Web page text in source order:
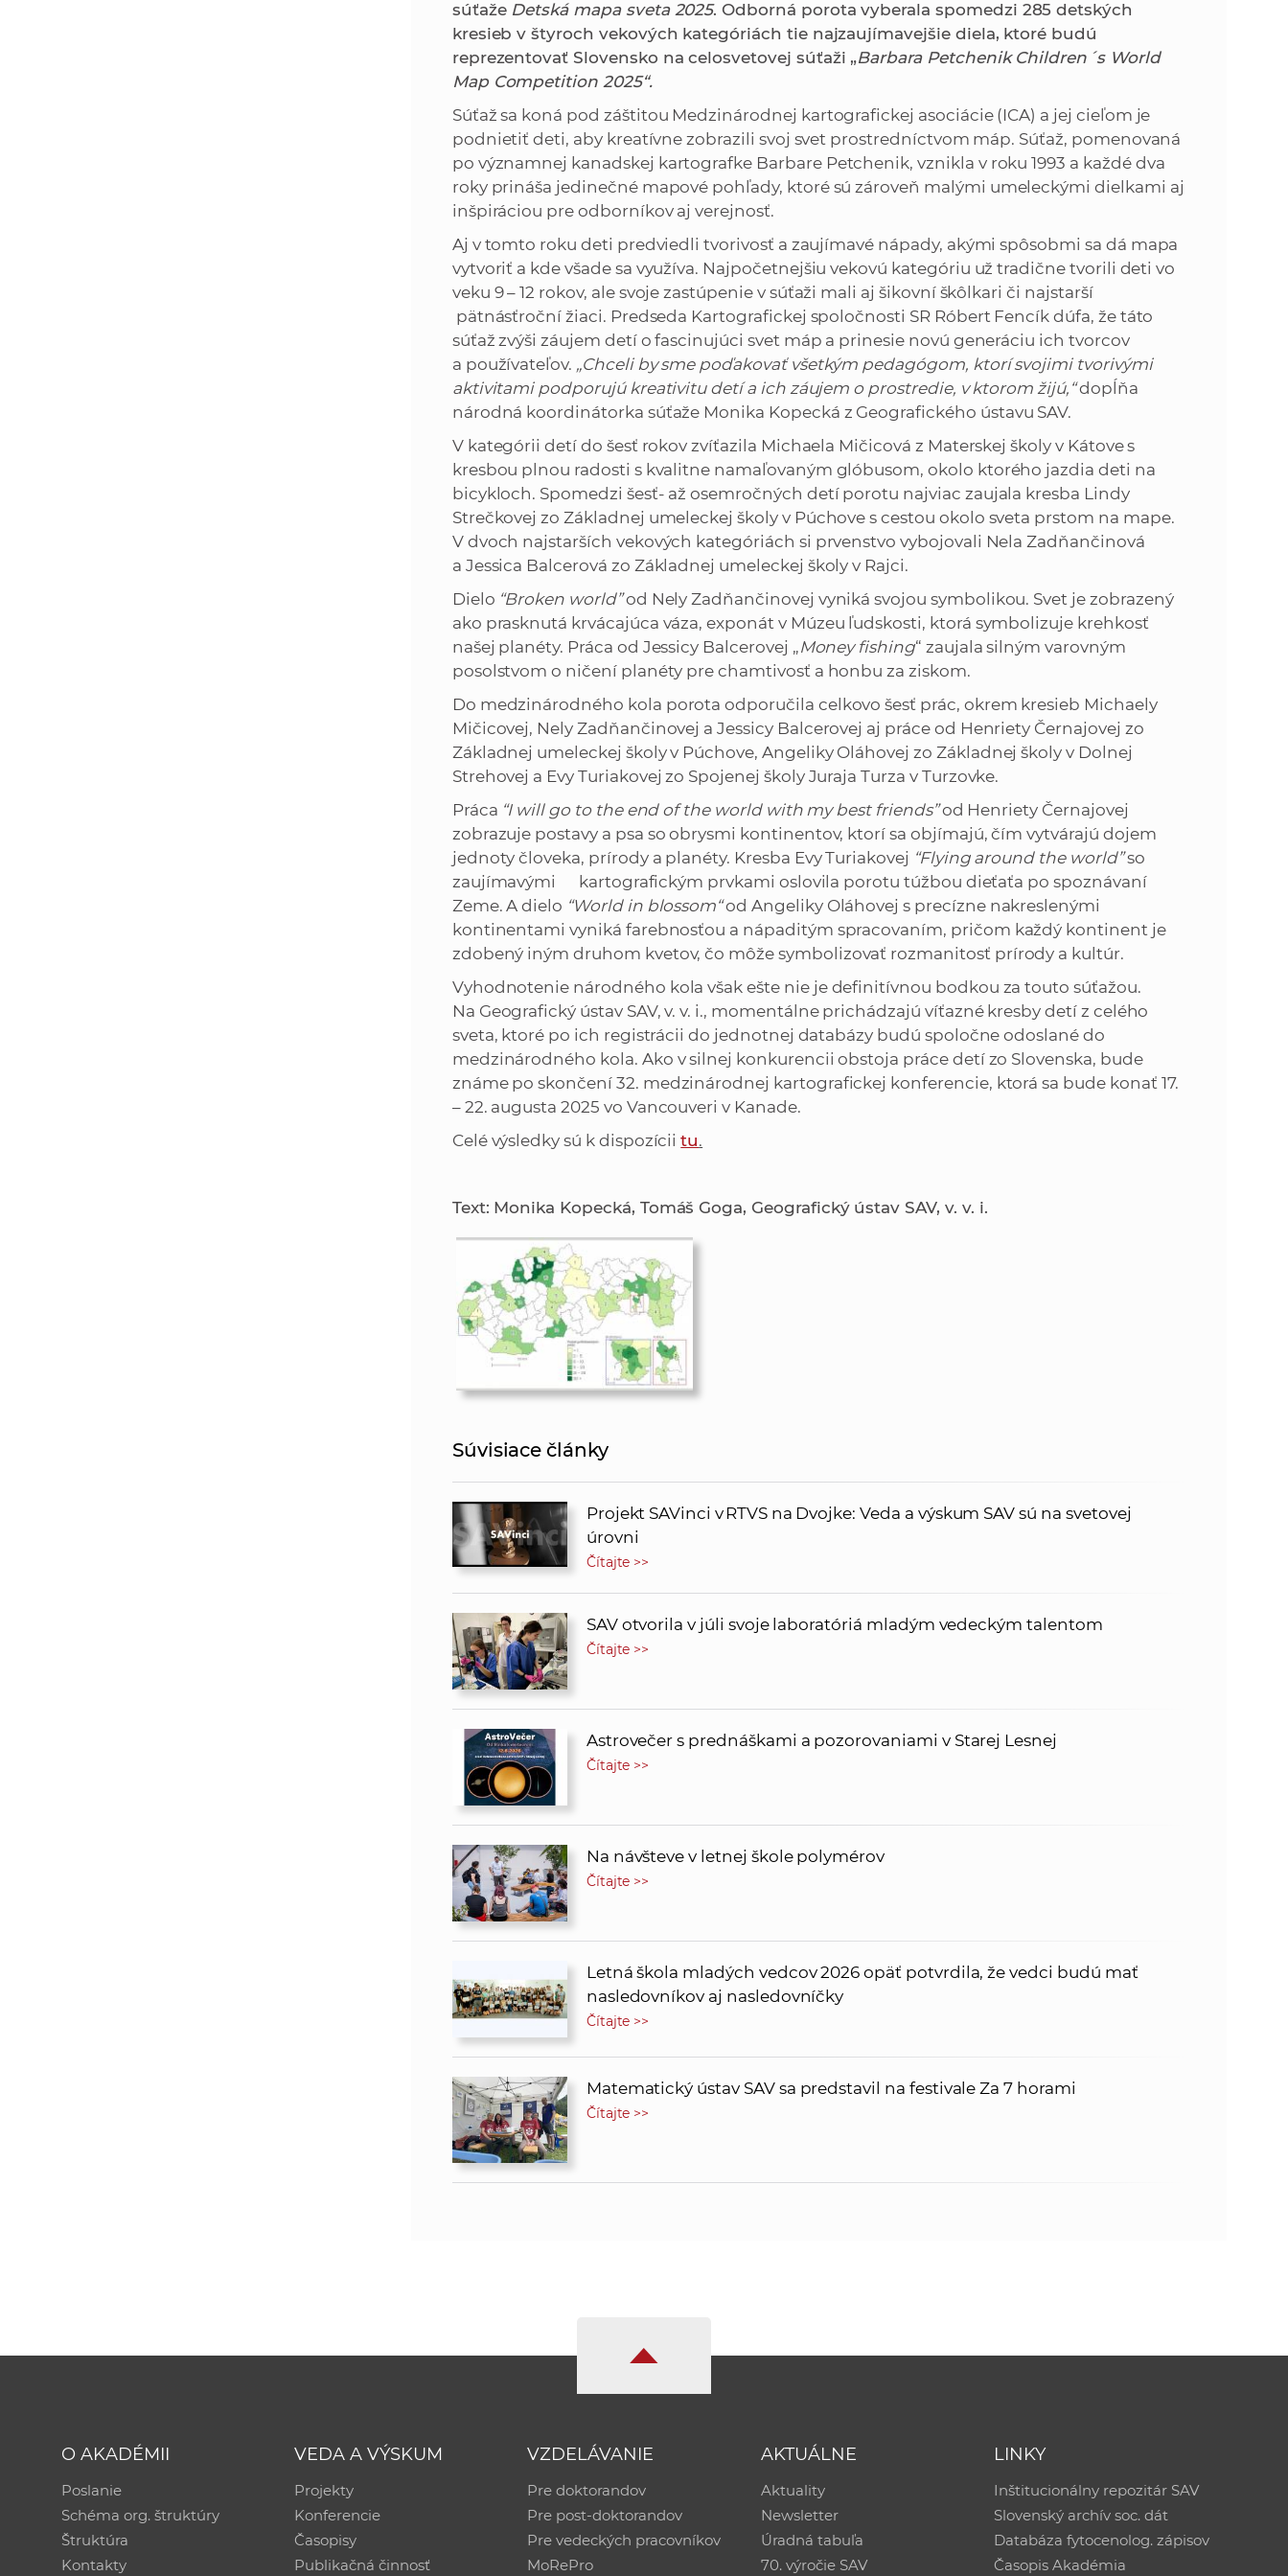
n
a
c
S
A
V
súťaže Detská mapa sveta 2025. Odborná porota vyberala spomedzi 285 detských
kresieb v štyroch vekových kategóriách tie najzaujímavejšie diela, ktoré budú
reprezentovať Slovensko na celosvetovej súťaži „Barbara Petchenik Children´s World
Map Competition 2025“.
Súťaž sa koná pod záštitou Medzinárodnej kartografickej asociácie (ICA) a jej cieľom je
podnietiť deti, aby kreatívne zobrazili svoj svet prostredníctvom máp. Súťaž, pomenovaná
po významnej kanadskej kartografke Barbare Petchenik, vznikla v roku 1993 a každé dva
roky prináša jedinečné mapové pohľady, ktoré sú zároveň malými umeleckými dielkami aj
inšpiráciou pre odborníkov aj verejnosť.
Aj v tomto roku deti predviedli tvorivosť a zaujímavé nápady, akými spôsobmi sa dá mapa
vytvoriť a kde všade sa využíva. Najpočetnejšiu vekovú kategóriu už tradične tvorili deti vo
veku 9 – 12 rokov, ale svoje zastúpenie v súťaži mali aj šikovní škôlkari či najstarší
pätnásťroční žiaci. Predseda Kartografickej spoločnosti SR Róbert Fencík dúfa, že táto
súťaž zvýši záujem detí o fascinujúci svet máp a prinesie novú generáciu ich tvorcov
a používateľov. „Chceli by sme poďakovať všetkým pedagógom, ktorí svojimi tvorivými
aktivitami podporujú kreativitu detí a ich záujem o prostredie, v ktorom žijú,“dopĺňa
národná koordinátorka súťaže Monika Kopecká z Geografického ústavu SAV.
V kategórii detí do šesť rokov zvíťazila Michaela Mičicová z Materskej školy v Kátove s
kresbou plnou radosti s kvalitne namaľovaným glóbusom, okolo ktorého jazdia deti na
bicykloch. Spomedzi šesť- až osemročných detí porotu najviac zaujala kresba Lindy
Strečkovej zo Základnej umeleckej školy v Púchove s cestou okolo sveta prstom na mape.
V dvoch najstarších vekových kategóriách si prvenstvo vybojovali Nela Zadňančinová
a Jessica Balcerová zo Základnej umeleckej školy v Rajci.
Dielo “Broken world”od Nely Zadňančinovej vyniká svojou symbolikou. Svet je zobrazený
ako prasknutá krvácajúca váza, exponát v Múzeu ľudskosti, ktorá symbolizuje krehkosť
našej planéty. Práca od Jessicy Balcerovej „Money fishing“ zaujala silným varovným
posolstvom o ničení planéty pre chamtivosť a honbu za ziskom.
Do medzinárodného kola porota odporučila celkovo šesť prác, okrem kresieb Michaely
Mičicovej, Nely Zadňančinovej a Jessicy Balcerovej aj práce od Henriety Černajovej zo
Základnej umeleckej školy v Púchove, Angeliky Oláhovej zo Základnej školy v Dolnej
Strehovej a Evy Turiakovej zo Spojenej školy Juraja Turza v Turzovke.
Práca “I will go to the end of the world with my best friends”od Henriety Černajovej
zobrazuje postavy a psa so obrysmi kontinentov, ktorí sa objímajú, čím vytvárajú dojem
jednoty človeka, prírody a planéty. Kresba Evy Turiakovej “Flying around the world”so
zaujímavými kartografickým prvkami oslovila porotu túžbou dieťaťa po spoznávaní
Zeme. A dielo “World in blossom“od Angeliky Oláhovej s precízne nakreslenými
kontinentami vyniká farebnosťou a nápaditým spracovaním, pričom každý kontinent je
zdobený iným druhom kvetov, čo môže symbolizovať rozmanitosť prírody a kultúr.
Vyhodnotenie národného kola však ešte nie je definitívnou bodkou za touto súťažou.
Na Geografický ústav SAV, v. v. i., momentálne prichádzajú víťazné kresby detí z celého
sveta, ktoré po ich registrácii do jednotnej databázy budú spoločne odoslané do
medzinárodného kola. Ako v silnej konkurencii obstoja práce detí zo Slovenska, bude
známe po skončení 32. medzinárodnej kartografickej konferencie, ktorá sa bude konať 17.
– 22. augusta 2025 vo Vancouveri v Kanade.
Celé výsledky sú k dispozíciitu.
Text: Monika Kopecká, Tomáš Goga, Geografický ústav SAV, v. v. i.
Súvisiace články
Projekt SAVinci v RTVS na Dvojke: Veda a výskum SAV sú na svetovej
úrovni
Čítajte >>
SAV otvorila v júli svoje laboratóriá mladým vedeckým talentom
Čítajte >>
Astrovečer s prednáškami a pozorovaniami v Starej Lesnej
Čítajte >>
Na návšteve v letnej škole polymérov
Čítajte >>
Letná škola mladých vedcov 2026 opäť potvrdila, že vedci budú mať
nasledovníkov aj nasledovníčky
Čítajte >>
Matematický ústav SAV sa predstavil na festivale Za 7 horami
Čítajte >>
O AKADÉMII
Poslanie
Schéma org. štruktúry
Štruktúra
Kontakty
VEDA A VÝSKUM
Projekty
Konferencie
Časopisy
Publikačná činnosť
VZDELÁVANIE
Pre doktorandov
Pre post-doktorandov
Pre vedeckých pracovníkov
MoRePro
AKTUÁLNE
Aktuality
Newsletter
Úradná tabuľa
70. výročie SAV
LINKY
Inštitucionálny repozitár SAV
Slovenský archív soc. dát
Databáza fytocenolog. zápisov
Časopis Akadémia